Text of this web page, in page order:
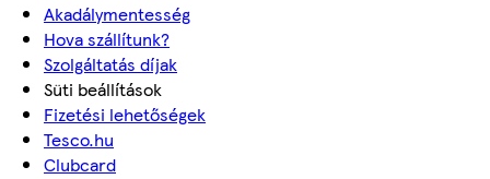
Akadálymentesség
Hova szállítunk?
Szolgáltatás díjak
Süti beállítások
Fizetési lehetőségek
Tesco.hu
Clubcard